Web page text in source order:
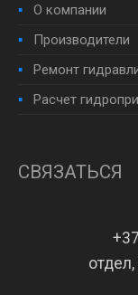
О компании
Производители
Ремонт
Расчет
СВЯЗАТЬСЯ